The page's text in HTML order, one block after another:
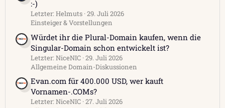
:-)
Letzter: Helmuts 29. Juli 2026
Einsteiger & Vorstellungen
Würdet ihr die Plural-Domain kaufen, wenn die
Singular-Domain schon entwickelt ist?
Letzter: NiceNIC 29. Juli 2026
Allgemeine Domain-Diskussionen
Evan.com für 400.000 USD, wer kauft
Vornamen-.COMs?
Letzter: NiceNIC 27. Juli 2026